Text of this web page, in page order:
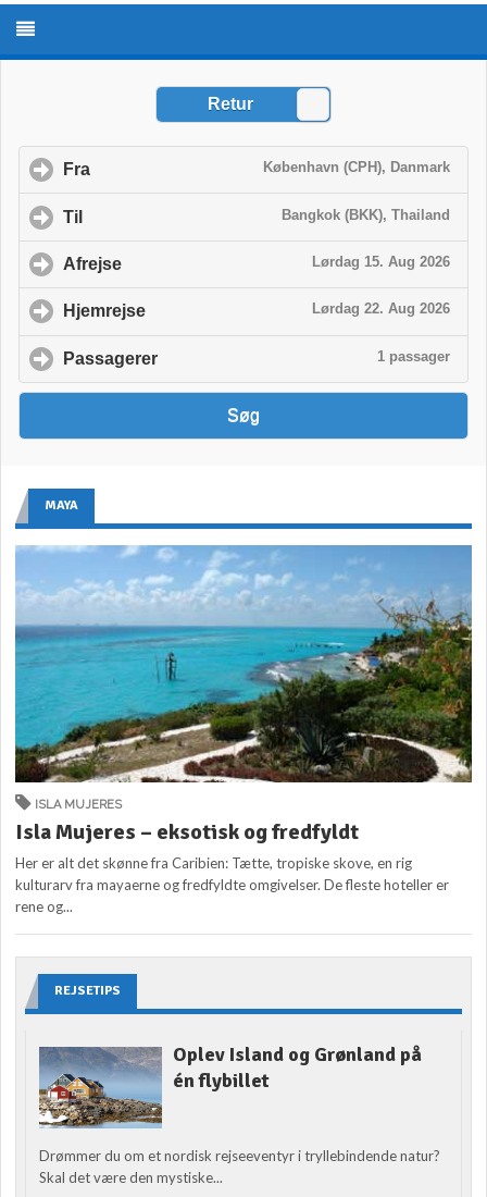
MAYA
ISLA MUJERES
Isla Mujeres – eksotisk og fredfyldt
Her er alt det skønne fra Caribien: Tætte, tropiske skove, en rig
kulturarv fra mayaerne og fredfyldte omgivelser. De fleste hoteller er
rene og...
REJSETIPS
Oplev Island og Grønland på
én flybillet
Drømmer du om et nordisk rejseeventyr i tryllebindende natur?
Skal det være den mystiske...